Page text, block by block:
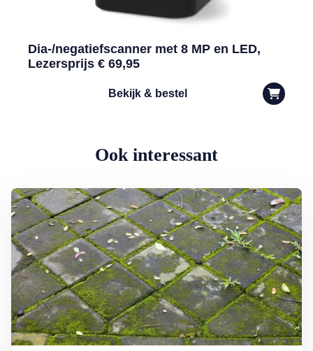
Dia-/negatiefscanner met 8 MP en LED,
Lezersprijs € 69,95
Bekijk & bestel
Ook interessant
Lees meer over Groene aanslag milieuvriendelijk bestrijden